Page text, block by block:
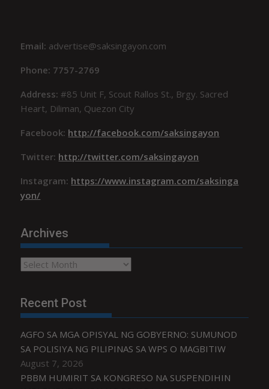
Email: advertise@saksingayon.com
Phone: 7757-2769
Address:#85 Unit F, Scout Rallos St., Brgy. Sacred
Heart, Diliman, Quezon City
Facebook: http://facebook.com/saksingayon
Twitter: http://twitter.com/saksingayon
Instagram: https://www.instagram.com/saksinga
yon/
Archives
Archives
Recent Post
AGFO SA MGA OPISYAL NG GOBYERNO: SUMUNOD
SA POLISIYA NG PILIPINAS SA WPS O MAGBITIW
August 7, 2026
PBBM HUMIRIT SA KONGRESO NA SUSPENDIHIN